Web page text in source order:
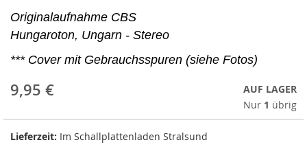
Originalaufnahme CBS
Hungaroton, Ungarn - Stereo
*** Cover mit Gebrauchsspuren (siehe Fotos)
9,95 €
AUF LAGER
Nur 1 übrig
Lieferzeit: Im Schallplattenladen Stralsund